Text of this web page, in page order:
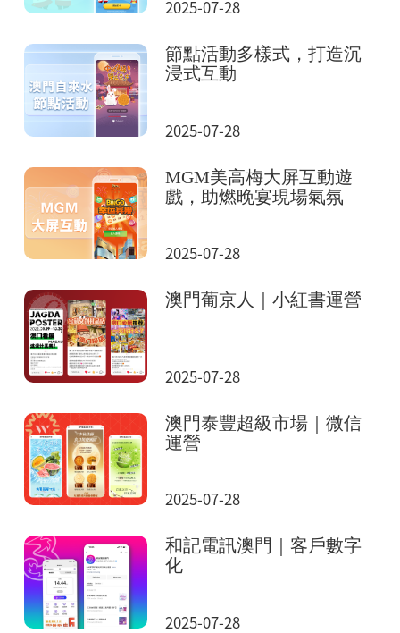
2025-07-28
節點活動多樣式，打造沉
浸式互動
2025-07-28
MGM美高梅大屏互動遊
戲，助燃晚宴現場氣氛
2025-07-28
澳門葡京人｜小紅書運營
2025-07-28
澳門泰豐超級市場｜微信
運營
2025-07-28
和記電訊澳門｜客戶數字
化
2025-07-28